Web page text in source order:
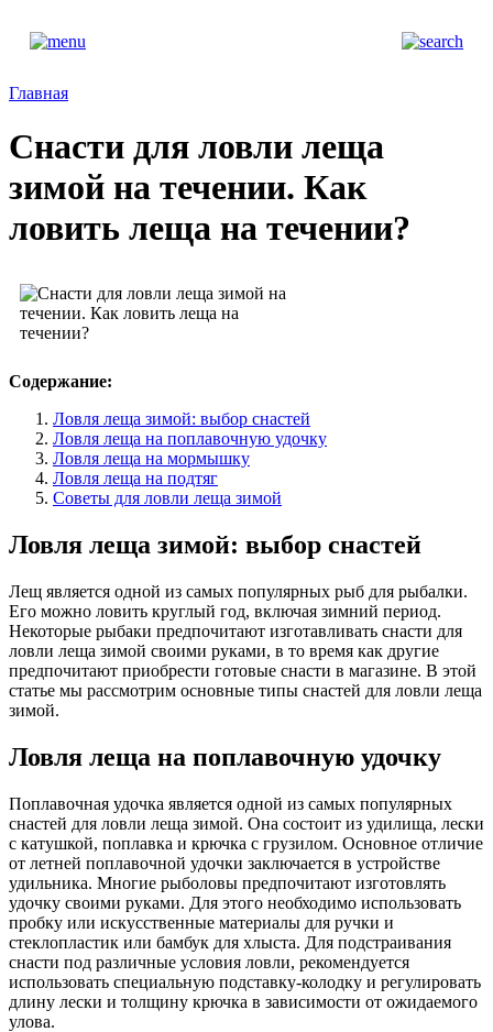
Главная
Снасти для ловли леща
зимой на течении. Как
ловить леща на течении?
Содержание:
Ловля леща зимой: выбор снастей
Ловля леща на поплавочную удочку
Ловля леща на мормышку
Ловля леща на подтяг
Советы для ловли леща зимой
Ловля леща зимой: выбор снастей
Лещ является одной из самых популярных рыб для рыбалки.
Его можно ловить круглый год, включая зимний период.
Некоторые рыбаки предпочитают изготавливать снасти для
ловли леща зимой своими руками, в то время как другие
предпочитают приобрести готовые снасти в магазине. В этой
статье мы рассмотрим основные типы снастей для ловли леща
зимой.
Ловля леща на поплавочную удочку
Поплавочная удочка является одной из самых популярных
снастей для ловли леща зимой. Она состоит из удилища, лески
с катушкой, поплавка и крючка с грузилом. Основное отличие
от летней поплавочной удочки заключается в устройстве
удильника. Многие рыболовы предпочитают изготовлять
удочку своими руками. Для этого необходимо использовать
пробку или искусственные материалы для ручки и
стеклопластик или бамбук для хлыста. Для подстраивания
снасти под различные условия ловли, рекомендуется
использовать специальную подставку-колодку и регулировать
длину лески и толщину крючка в зависимости от ожидаемого
улова.